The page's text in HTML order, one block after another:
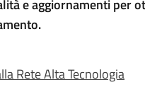
e aggiornamenti per
Rete Alta Tecnologia